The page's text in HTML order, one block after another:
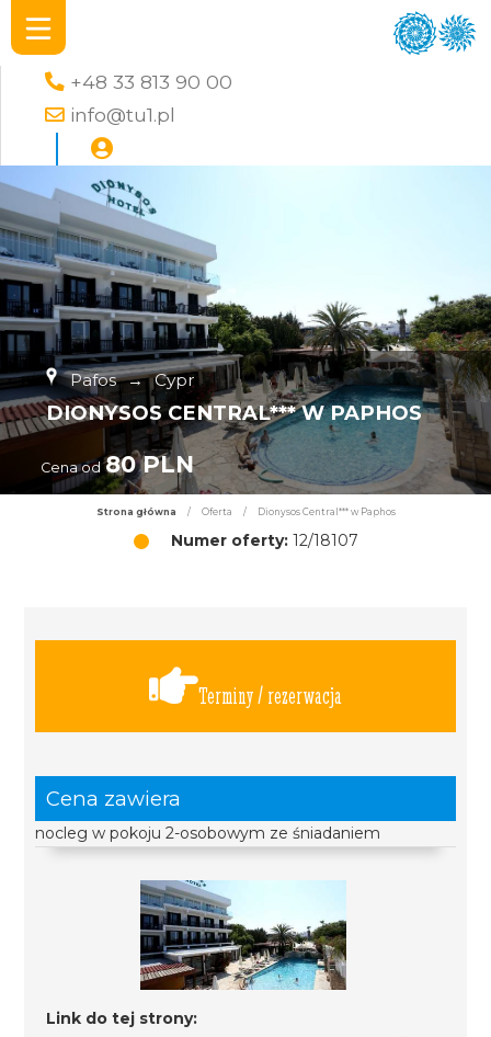
+48 33 813 90 00
info@tu1.pl
Pafos → Cypr
DIONYSOS CENTRAL*** W PAPHOS
Cena od 80 PLN
Strona główna / Oferta / Dionysos Central*** w Paphos
Numer oferty:12/18107
Terminy / rezerwacja
Cena zawiera
nocleg w pokoju 2-osobowym ze śniadaniem
Link do tej strony: